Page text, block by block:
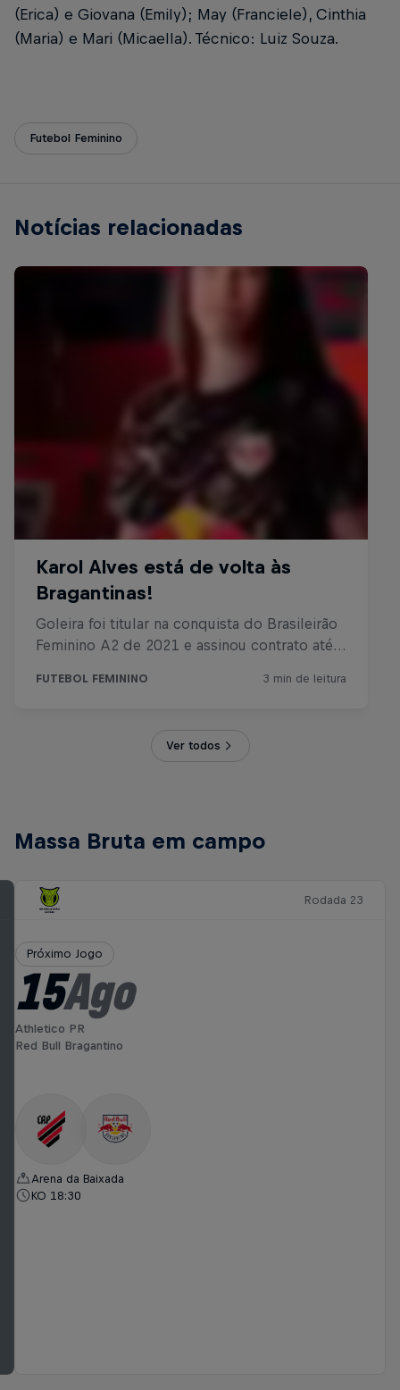
(Erica) e Giovana (Emily); May (Franciele), Cinthia
(Maria) e Mari (Micaella). Técnico: Luiz Souza.
Futebol Feminino
Notícias relacionadas
Ver todos
Massa Bruta em campo
Rodada 23
Próximo Jogo
15Ago
Athletico PR
Red Bull Bragantino
Arena da Baixada
KO 18:30